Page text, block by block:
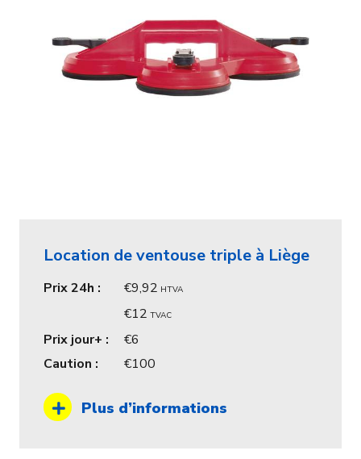
Location de ventouse triple à Liège
Prix 24h : 9,92 HTVA
12 TVAC
Prix jour+ :
6
Caution :
100
Plus d’informations